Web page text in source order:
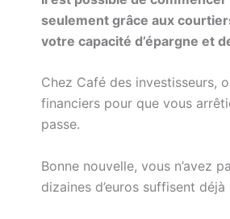
seulement grâce aux
votre capacité d’épargne et
Chez Café des investisseurs,
financiers pour que vous
passe.
Bonne nouvelle, vous n’avez
dizaines d’euros suffisent